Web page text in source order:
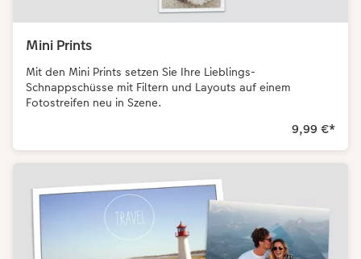
Mini Prints
Mit den Mini Prints setzen Sie Ihre Lieblings-
Schnappschüsse mit Filtern und Layouts auf einem
Fotostreifen neu in Szene.
9,99 €*